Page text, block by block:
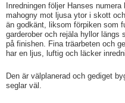
Inredningen följer Hanses
mahogny mot ljusa ytor i skott
än godkänt, liksom förpiken som
garderober och rejäla hyllor längs
på finishen. Fina träarbeten och
har en ljus, luftig och läcker
Den är välplanerad och gediget
seglar väl.